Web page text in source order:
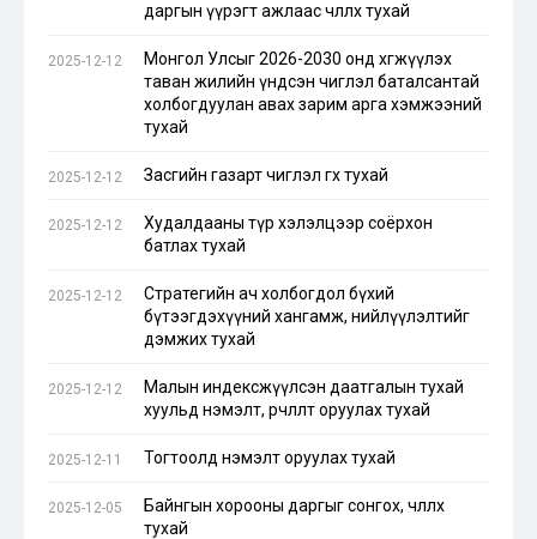
даргын үүрэгт ажлаас чөлөөлөх тухай
2025-12-12
Монгол Улсыг 2026-2030 онд хөгжүүлэх
таван жилийн үндсэн чиглэл баталсантай
холбогдуулан авах зарим арга хэмжээний
тухай
2025-12-12 Засгийн газарт чиглэл өгөх тухай
2025-12-12
Худалдааны түр хэлэлцээр соёрхон
батлах тухай
2025-12-12
Стратегийн ач холбогдол бүхий
бүтээгдэхүүний хангамж, нийлүүлэлтийг
дэмжих тухай
2025-12-12
Малын индексжүүлсэн даатгалын тухай
хуульд нэмэлт, өөрчлөлт оруулах тухай
2025-12-11 Тогтоолд нэмэлт оруулах тухай
2025-12-05
Байнгын хорооны даргыг сонгох, чөлөөлөх
тухай